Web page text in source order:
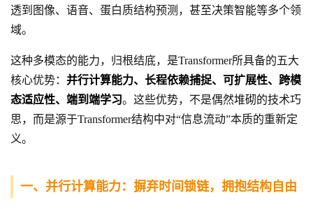
透到图像、语音、蛋白质结构预测，甚至决策智能等多个领
域。
这种多模态的能力，归根结底，是Transformer所具备的五大
核心优势： 并行计算能力、长程依赖捕捉、可扩展性、跨模
态适应性、端到端学习。这些优势，不是偶然堆砌的技术巧
思，而是源于Transformer结构中对“信息流动”本质的重新定
义。
一、并行计算能力：摒弃时间锁链，拥抱结构自由